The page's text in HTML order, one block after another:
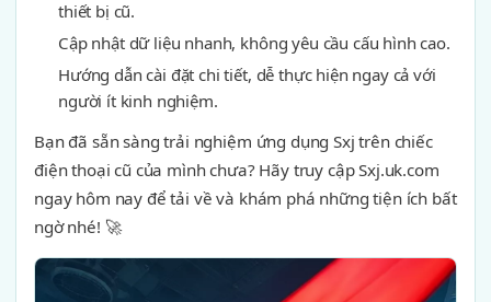
thiết bị cũ.
Cập nhật dữ liệu nhanh, không yêu cầu cấu hình cao.
Hướng dẫn cài đặt chi tiết, dễ thực hiện ngay cả với
người ít kinh nghiệm.
Bạn đã sẵn sàng trải nghiệm ứng dụng Sxj trên chiếc
điện thoại cũ của mình chưa? Hãy truy cập Sxj.uk.com
ngay hôm nay để tải về và khám phá những tiện ích bất
ngờ nhé! 🚀